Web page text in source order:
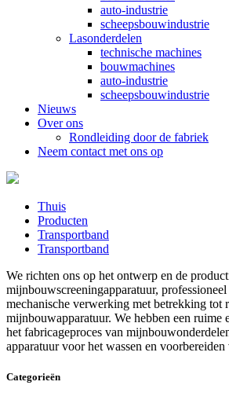
auto-industrie
scheepsbouwindustrie
Lasonderdelen
technische machines
bouwmachines
auto-industrie
scheepsbouwindustrie
Nieuws
Over ons
Rondleiding door de fabriek
Neem contact met ons op
Thuis
Producten
Transportband
Transportband
We richten ons op het ontwerp en de
mijnbouwscreeningapparatuur, professioneel
mechanische verwerking met betrekking tot
mijnbouwapparatuur. We hebben een ruime
het fabricageproces van
apparatuur voor het wassen en voorbereiden
Categorieën